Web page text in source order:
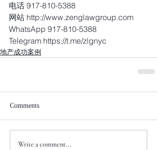
电话 917-810-5388
网站 http://www.zenglawgroup.com
WhatsApp 917-810-5388
Telegram https://t.me/zlgnyc
地产成功案例
Comments
Write a comment...